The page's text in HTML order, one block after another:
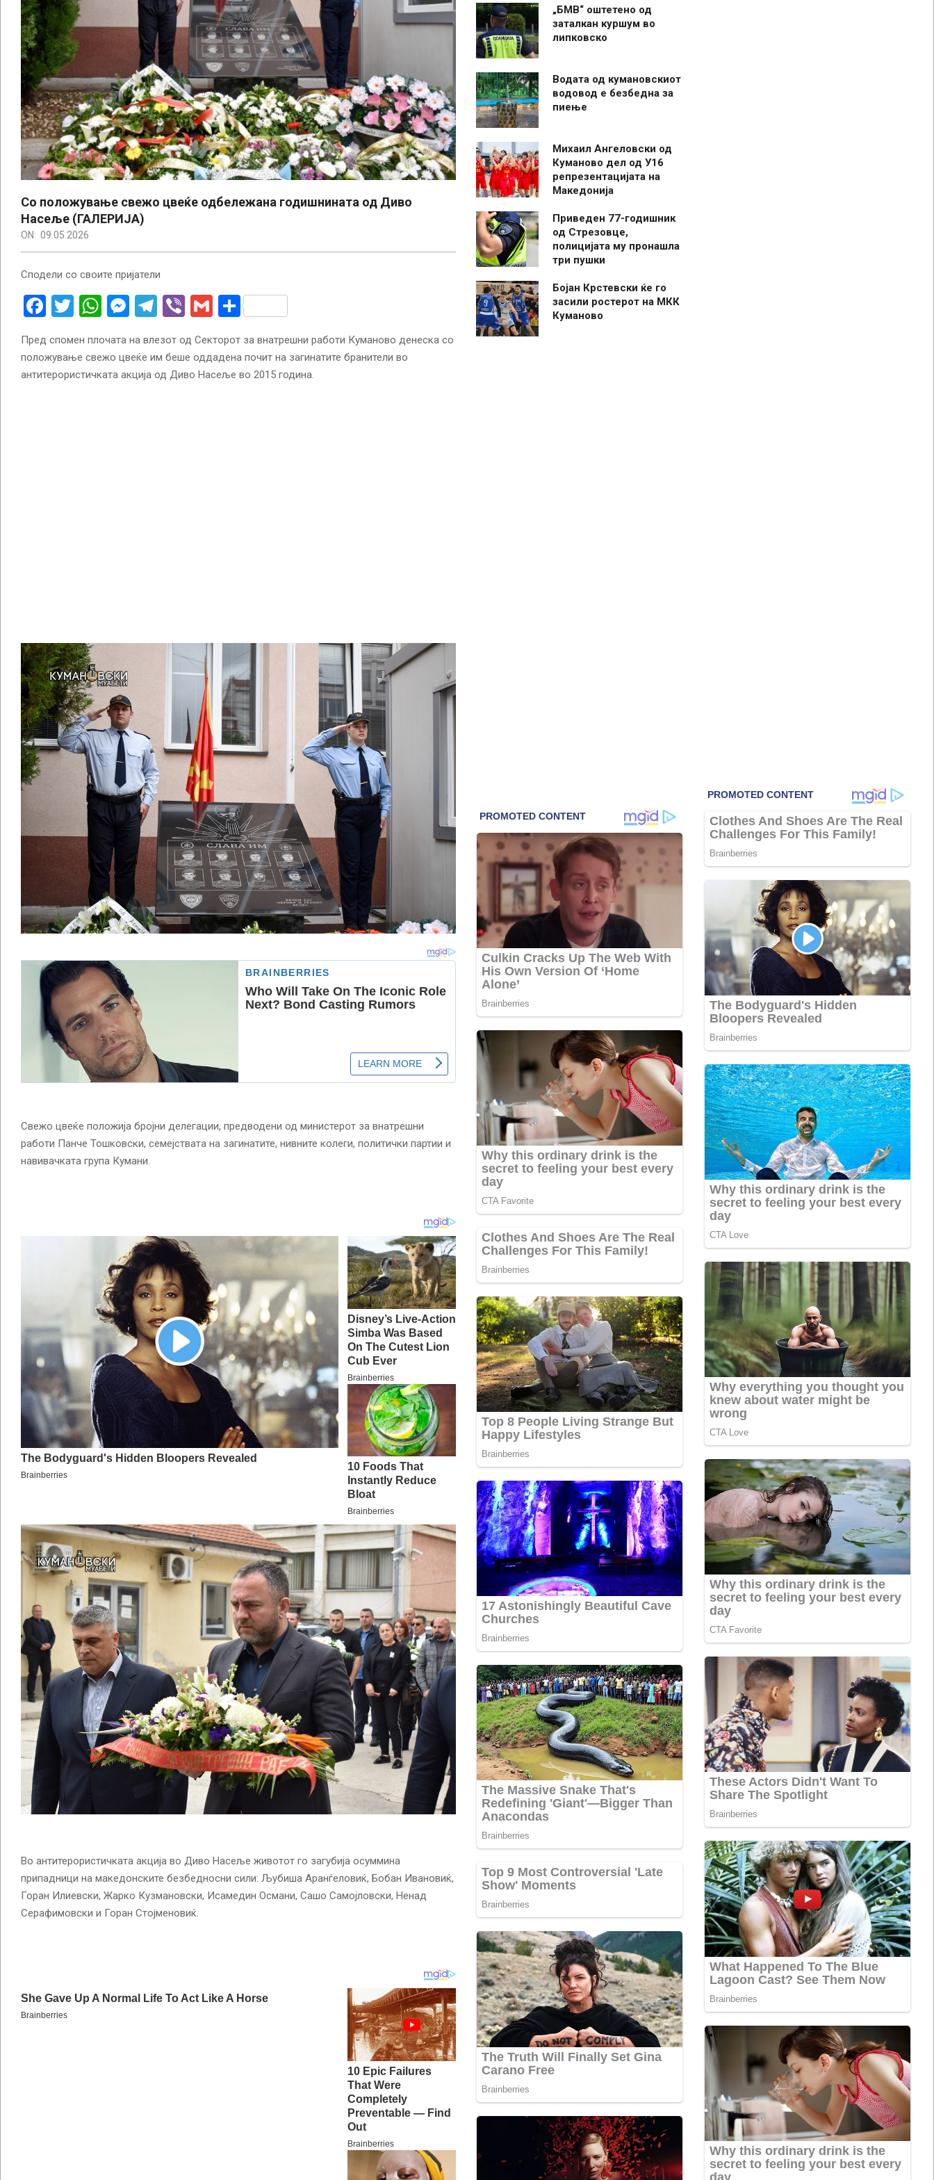
Со положување свежо цвеќе одбележана годишнината од Диво
Насеље (ГАЛЕРИЈА)
ON: 09.05.2026
Сподели со своите пријатели
Facebook
Twitter
WhatsApp
Messenger
Telegram
ViberGmailShare
Пред спомен плочата на влезот од Секторот за внатрешни работи Куманово денеска со
положување свежо цвеќе им беше оддадена почит на загинатите бранители во
антитерористичката акција од Диво Насеље во 2015 година.
Свежо цвеќе положија бројни делегации, предводени од министерот за внатрешни
работи Панче Тошковски, семејствата на загинатите, нивните колеги, политички партии и
навивачката група Кумани.
Во антитерористичката акција во Диво Насеље животот го загубија осуммина
припадници на македонските безбедносни сили: Љубиша Аранѓеловиќ, Бобан Ивановиќ,
Горан Илиевски, Жарко Кузмановски, Исамедин Османи, Сашо Самојловски, Ненад
Серафимовски и Горан Стојменовиќ.
„БМВ“ оштетено од
заталкан куршум во
липковско
Водата од кумановскиот
водовод е безбедна за
пиење
Михаил Ангеловски од
Куманово дел од У16
репрезентацијата на
Македонија
Приведен 77-годишник
од Стрезовце,
полицијата му пронашла
три пушки
Бојан Крстевски ќе го
засили ростерот на МКК
Куманово